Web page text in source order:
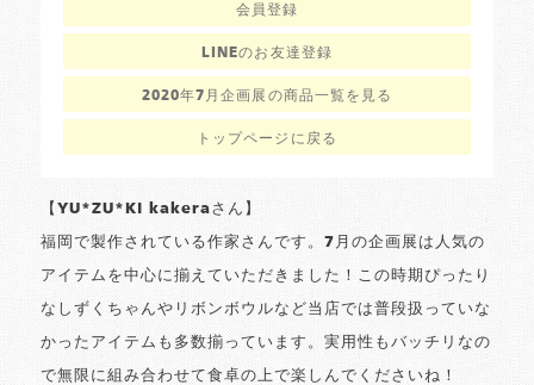
会員登録
LINEのお友達登録
2020年7月企画展の商品一覧を見る
トップページに戻る
【YU*ZU*KI kakeraさん】
福岡で製作されている作家さんです。7月の企画展は人気の
アイテムを中心に揃えていただきました！この時期ぴったり
なしずくちゃんやリボンボウルなど当店では普段扱っていな
かったアイテムも多数揃っています。実用性もバッチリなの
で無限に組み合わせて食卓の上で楽しんでくださいね！